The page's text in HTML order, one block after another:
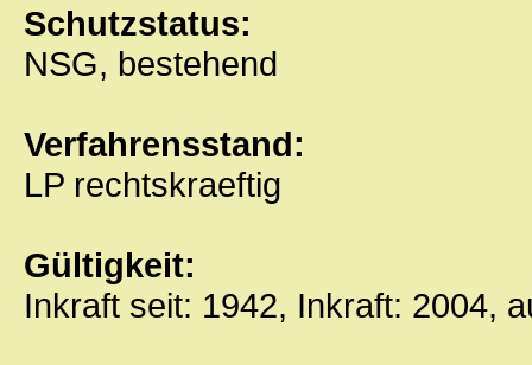
Schutzstatus:
NSG, bestehend
Verfahrensstand:
LP rechtskraeftig
Gültigkeit:
Inkraft seit: 1942, Inkraft: 2004,